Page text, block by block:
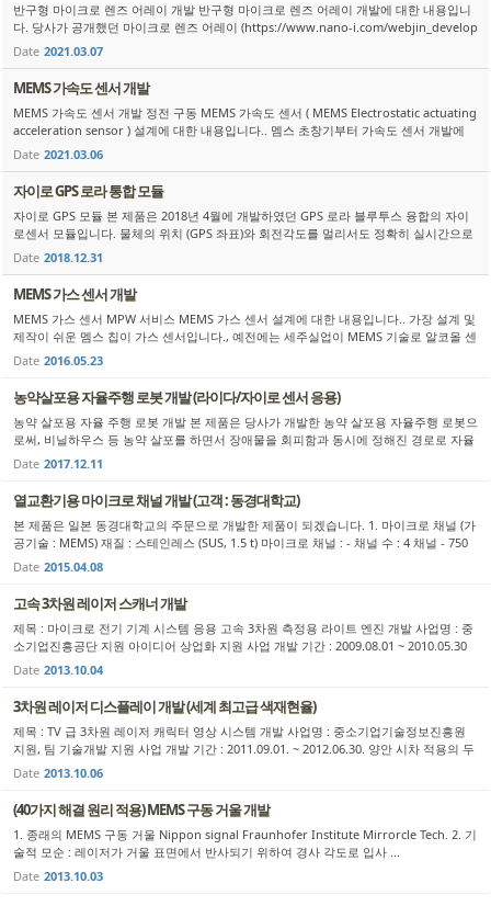
반구형 마이크로 렌즈 어레이 개발 반구형 마이크로 렌즈 어레이 개발에 대한 내용입니
다. 당사가 공개했던 마이크로 렌즈 어레이 (https://www.nano-i.com/webjin_develop
ment/1274460) 에 대한 응용 기술 개발에 대한 내용입니...
Date 2021.03.07
MEMS 가속도 센서 개발
MEMS 가속도 센서 개발 정전 구동 MEMS 가속도 센서 ( MEMS Electrostatic actuating
acceleration sensor ) 설계에 대한 내용입니다.. 멤스 초창기부터 가속도 센서 개발에
뛰어든 선두 주자들이 현재 전 세계 MEMS 시장을 주도하고...
Date 2021.03.06
자이로 GPS 로라 통합 모듈
자이로 GPS 모듈 본 제품은 2018년 4월에 개발하였던 GPS 로라 블루투스 융합의 자이
로센서 모듈입니다. 물체의 위치 (GPS 좌표)와 회전각도를 멀리서도 정확히 실시간으로
알 수 있습니다. 제품 또는 응용 기술 개발 문의 연락처 : 010-429...
Date 2018.12.31
MEMS 가스 센서 개발
MEMS 가스 센서 MPW 서비스 MEMS 가스 센서 설계에 대한 내용입니다.. 가장 설계 및
제작이 쉬운 멤스 칩이 가스 센서입니다., 예전에는 세주실업이 MEMS 기술로 알코올 센
서를 개발하여 경찰청 및 해외에 매출한 사례가 있으며, 최...
Date 2016.05.23
농약살포용 자율주행 로봇 개발 (라이다/자이로 센서 응용)
농약 살포용 자율 주행 로봇 개발 본 제품은 당사가 개발한 농약 살포용 자율주행 로봇으
로써, 비닐하우스 등 농약 살포를 하면서 장애물을 회피함과 동시에 정해진 경로로 자율
주행을 할 수 있는 로봇입니다. 레이저를 사용하여 주변의 16m 이내의...
Date 2017.12.11
열교환기용 마이크로 채널 개발 (고객 : 동경대학교)
본 제품은 일본 동경대학교의 주문으로 개발한 제품이 되겠습니다. 1. 마이크로 채널 (가
공기술 : MEMS) 재질 : 스테인레스 (SUS, 1.5 t) 마이크로 채널 : - 채널 수 : 4 채널 - 750
um x 500 um x 118 mm , 17 개 @...
Date 2015.04.08
고속 3차원 레이저 스캐너 개발
제목 : 마이크로 전기 기계 시스템 응용 고속 3차원 측정용 라이트 엔진 개발 사업명 : 중
소기업진흥공단 지원 아이디어 상업화 지원 사업 개발 기간 : 2009.08.01 ~ 2010.05.30
특허명 : 3차원 스캐너용 측정 장치, 특허 등록 번호 : 101162...
Date 2013.10.04
3차원 레이저 디스플레이 개발 (세계 최고급 색재현율)
제목 : TV 급 3차원 레이저 캐릭터 영상 시스템 개발 사업명 : 중소기업기술정보진흥원
지원, 팀 기술개발 지원 사업 개발 기간 : 2011.09.01. ~ 2012.06.30. 양안 시차 적용의 두
개의 프로젝터로 구현되는 848 x 480 어레이의 분해능, 밝기 24 lu...
Date 2013.10.06
(40가지 해결 원리 적용) MEMS 구동 거울 개발
1. 종래의 MEMS 구동 거울 Nippon signal Fraunhofer Institute Mirrorcle Tech. 2. 기
술적 모순 : 레이저가 거울 표면에서 반사되기 위하여 경사 각도로 입사 ...
Date 2013.10.03